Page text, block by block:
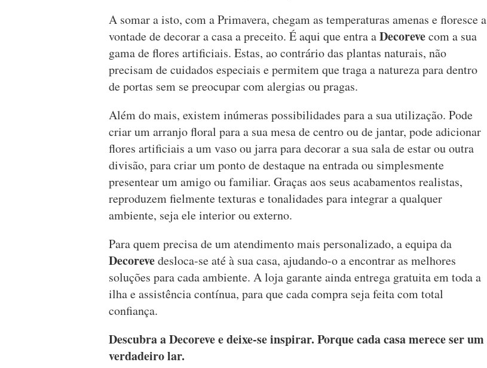
A somar a isto, com a Primavera, chegam as temperaturas amenas e floresce a
vontade de decorar a casa a preceito. É aqui que entra aDecorevecom a sua
gama de flores artificiais. Estas, ao contrário das plantas naturais, não
precisam de cuidados especiais e permitem que traga a natureza para dentro
de portas sem se preocupar com alergias ou pragas.
Além do mais, existem inúmeras possibilidades para a sua utilização. Pode
criar um arranjo floral para a sua mesa de centro ou de jantar, pode adicionar
flores artificiais a um vaso ou jarra para decorar a sua sala de estar ou outra
divisão, para criar um ponto de destaque na entrada ou simplesmente
presentear um amigo ou familiar. Graças aos seus acabamentos realistas,
reproduzem fielmente texturas e tonalidades para integrar a qualquer
ambiente, seja ele interior ou externo.
Para quem precisa de um atendimento mais personalizado, a equipa da
Decorevedesloca-se até à sua casa, ajudando-o a encontrar as melhores
soluções para cada ambiente. A loja garante ainda entrega gratuita em toda a
ilha e assistência contínua, para que cada compra seja feita com total
confiança.
Descubra a Decoreve e deixe-se inspirar. Porque cada casa merece ser um
verdadeiro lar.